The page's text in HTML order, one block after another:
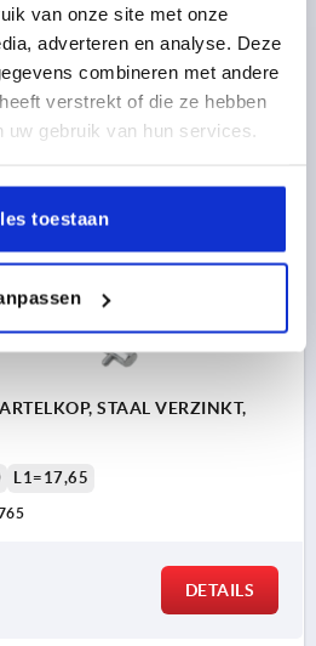
van onze site met onze
adverteren en analyse. Deze
combineren met andere
verstrekt of die ze hebben
uw gebruik van hun services.
toestaan
DETAILS
STAAL VERZINKT,
L1=17,65
DETAILS